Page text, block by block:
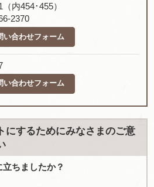
内454･455）
2370
い合わせフォーム
い合わせフォーム
にするためにみなさまのご意
ちましたか？